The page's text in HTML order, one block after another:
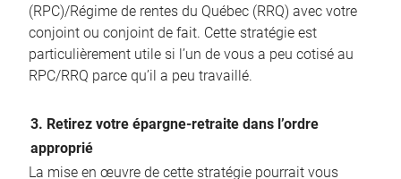
(RPC)/Régime de rentes du Québec (RRQ) avec votre
conjoint ou conjoint de fait. Cette stratégie est
particulièrement utile si l’un de vous a peu cotisé au
RPC/RRQ parce qu’il a peu travaillé.
3. Retirez votre épargne-retraite dans l’ordre
approprié
La mise en œuvre de cette stratégie pourrait vous